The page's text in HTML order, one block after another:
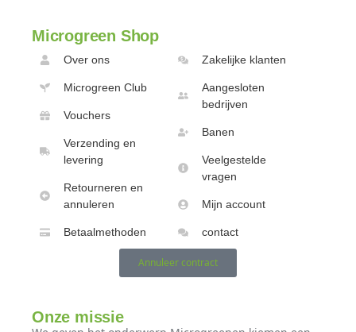
Microgreen Shop
Over ons
Microgreen Club
Vouchers
Verzending en
levering
Retourneren en
annuleren
Betaalmethoden
Zakelijke klanten
Aangesloten
bedrijven
Banen
Veelgestelde
vragen
Mijn account
contact
Annuleer contract
Onze missie